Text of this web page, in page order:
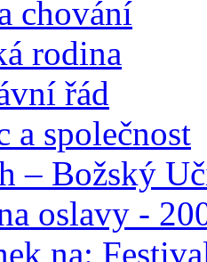
chování
rodina
řád
a společnost
– Božský
oslavy -
na: